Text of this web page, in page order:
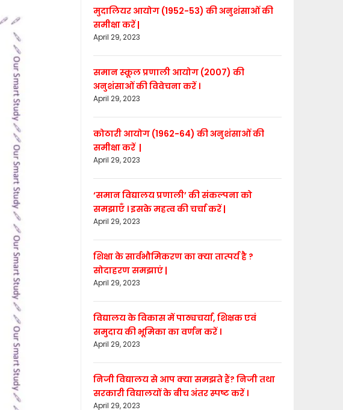
मुदालियर आयोग (1952-53) की अनुशंसाओं की
समीक्षा करें |
April 29, 2023
समान स्कूल प्रणाली आयोग (2007) की
अनुशंसाओं की विवेचना करें ।
April 29, 2023
कोठारी आयोग (1962-64) की अनुशंसाओं की
समीक्षा करें |
April 29, 2023
‘समान विद्यालय प्रणाली’ की संकल्पना को
समझाएँ । इसके महत्व की चर्चा करें |
April 29, 2023
शिक्षा के सार्वभौमिकरण का क्या तात्पर्य है ?
सोदाहरण समझाएं |
April 29, 2023
विद्यालय के विकास में पाठ्यचर्या, शिक्षक एवं
समुदाय की भूमिका का वर्णन करें ।
April 29, 2023
निजी विद्यालय से आप क्या समझते हैं? निजी तथा
सरकारी विद्यालयों के बीच अंतर स्पष्ट करें ।
April 29, 2023